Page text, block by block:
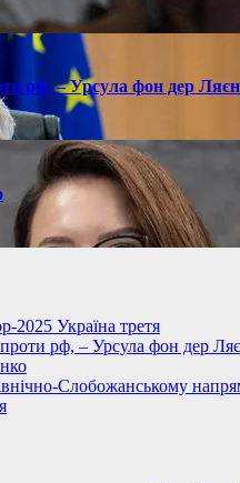
рф, – Урсула фон дер Ляєн
2025 Україна третя
рф, – Урсула фон дер
Слобожанському